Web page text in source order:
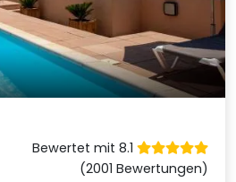
Bewertet mit 8.1
(2001 Bewertungen)